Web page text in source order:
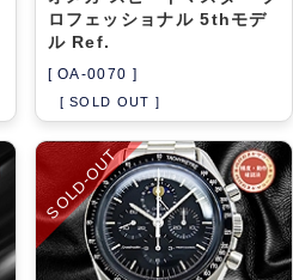
ロフェッショナル 5thモデ
ル Ref.
[ OA-0070 ]
[ SOLD OUT ]
SOLD-OUT